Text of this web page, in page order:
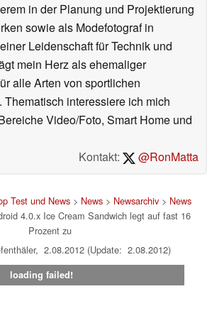
in der Planung und Projektierung
sowie als Modefotograf in
Leidenschaft für Technik und
mein Herz als ehemaliger
alle Arten von sportlichen
Thematisch interessiere ich mich
Video/Foto, Smart Home und
Kontakt:
@RonMatta
Test und News> News> Newsarchiv> News
4.0.x Ice Cream Sandwich legt auf fast 16
Prozent zu
2.08.2012 (Update: 2.08.2012)
loading failed!